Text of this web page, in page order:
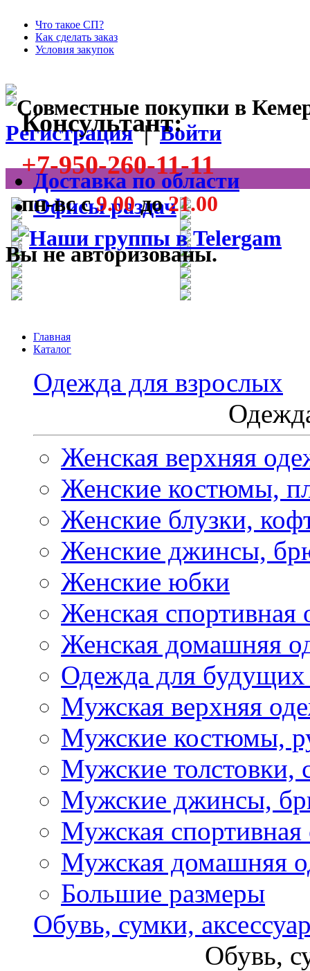
Что такое СП?
Как сделать заказ
Условия закупок
Консультант:
+7-950-260-11-11
пн-вс с9.00до21.00
Регистрация|Войти
Доставка по области
Офисы раздач
Вы не авторизованы.
Главная
Каталог
Одежда для взрослых
Женская верхняя
Женские костюмы,
Женские блузки,
Женские джинсы,
Женские юбки
Женская спортивная
Женская домашняя
Одежда для
Мужская верхняя
Мужские костюмы,
Мужские толстовки,
Мужские джинсы,
Мужская спортивная
Мужская домашняя
Большие размеры
Обувь, сумки,
Обувь,